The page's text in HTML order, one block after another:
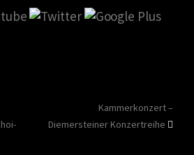
Kammerkonzert –
Diemersteiner Konzertreihe